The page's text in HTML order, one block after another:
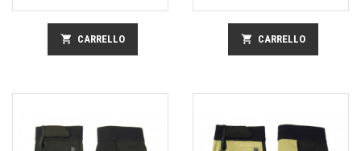
shopping_cart CARRELLO shopping_cart CARRELLO